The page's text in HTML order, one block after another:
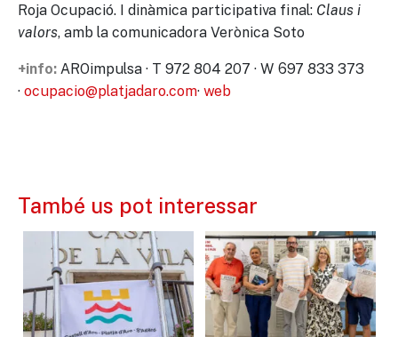
Roja Ocupació. I dinàmica participativa final: Claus i
valors, amb la comunicadora Verònica Soto
+info: AROimpulsa · T 972 804 207 · W 697 833 373
· ocupacio@platjadaro.com· web
També us pot interessar